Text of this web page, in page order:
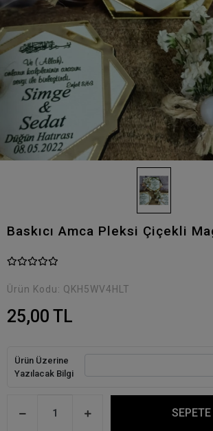
Baskıcı Amca Pleksi Çiçekli
Ürün Kodu: QKH5WV4HLT
25,00 TL
Ürün Üzerine
Yazılacak Bilgi